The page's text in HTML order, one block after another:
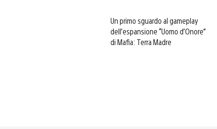
Un primo sguardo al gameplay
dell’espansione “Uomo d’Onore”
di Mafia: Terra Madre